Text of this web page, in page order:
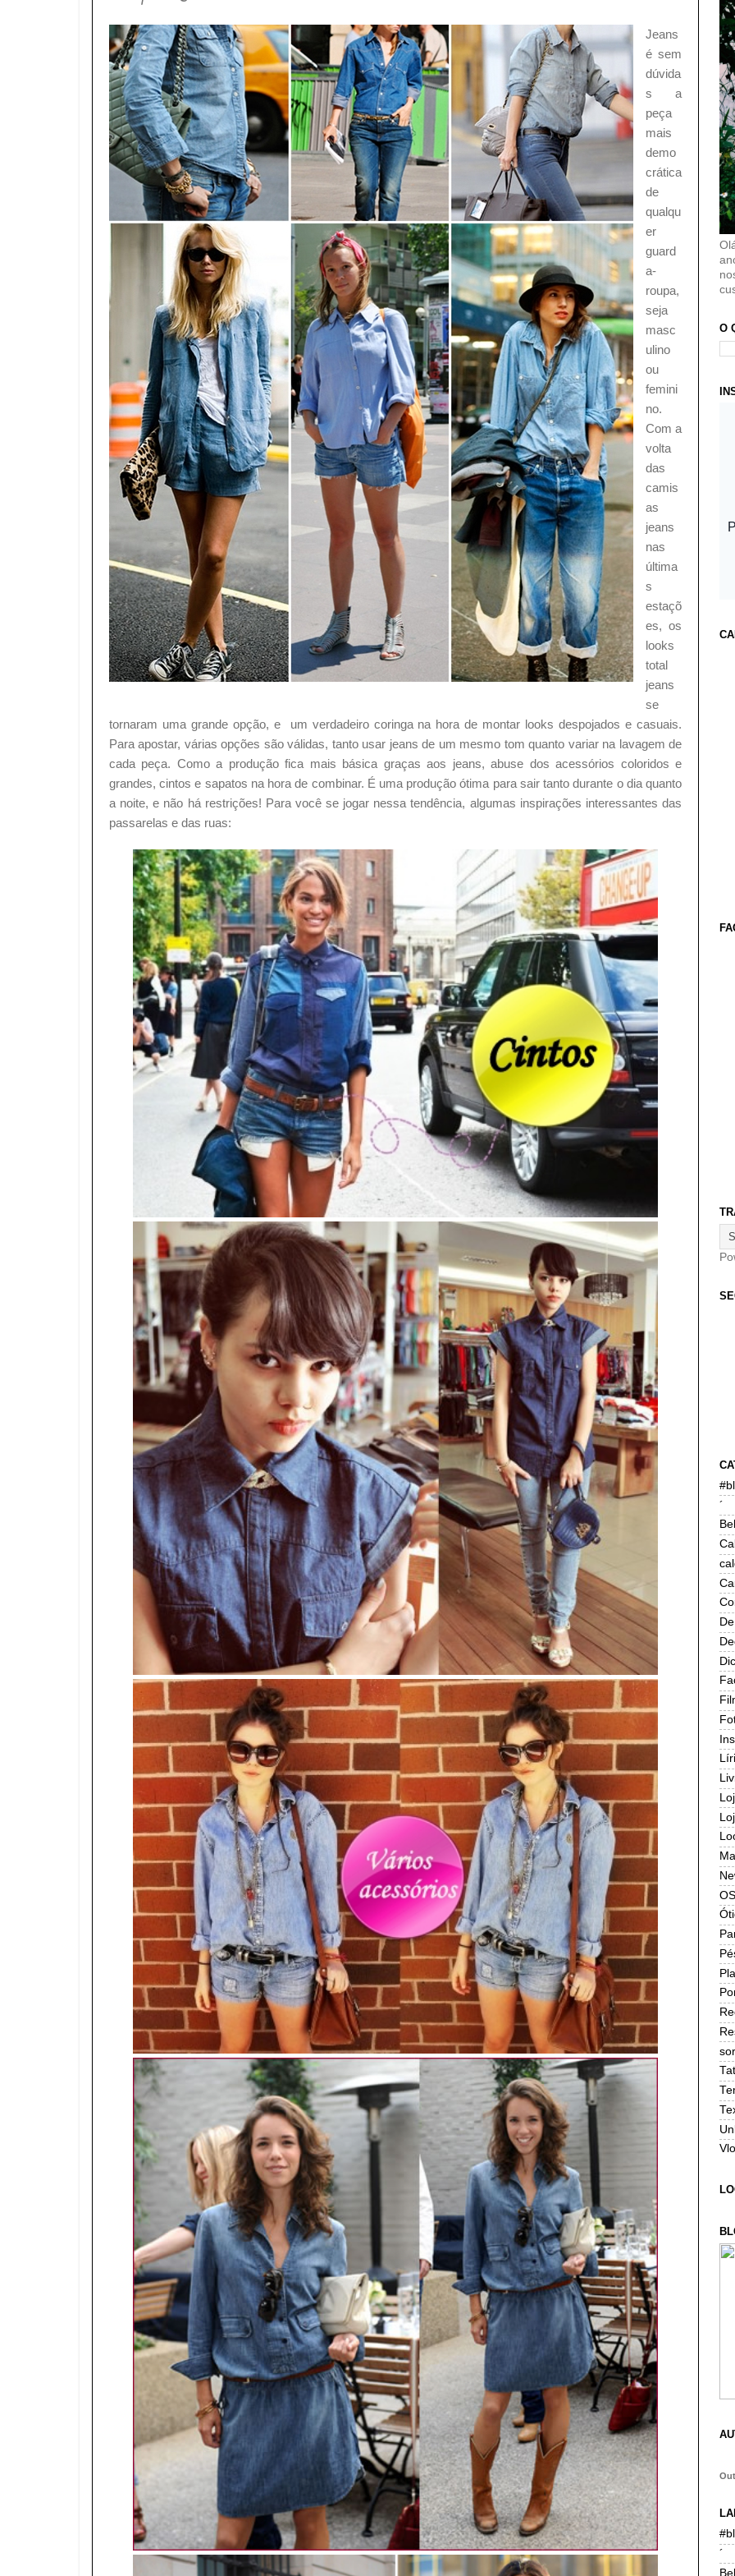
Jeans
é sem
dúvida
s a
peça
mais
demo
crática
de
qualqu
er
guard
a-
roupa,
seja
masc
ulino
ou
femini
no.
Com a
volta
das
camis
as
jeans
nas
última
s
estaçõ
es, os
looks
total
jeans
se
tornaram uma grande opção, e um verdadeiro coringa na hora de montar looks despojados e casuais.
Para apostar, várias opções são válidas, tanto usar jeans de um mesmo tom quanto variar na lavagem de
cada peça. Como a produção fica mais básica graças aos jeans, abuse dos acessórios coloridos e
grandes, cintos e sapatos na hora de combinar. É uma produção ótima para sair tanto durante o dia quanto
a noite, e não há restrições! Para você se jogar nessa tendência, algumas inspirações interessantes das
passarelas e das ruas:
O
´
De
´